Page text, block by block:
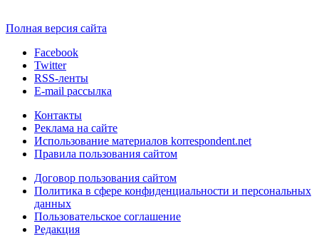
Полная версия сайта
Facebook
Twitter
RSS-ленты
E-mail рассылка
Контакты
Реклама на сайте
Использование материалов korrespondent.net
Правила пользования сайтом
Договор пользования сайтом
Политика в сфере конфиденциальности и персональных
данных
Пользовательское соглашение
Редакция